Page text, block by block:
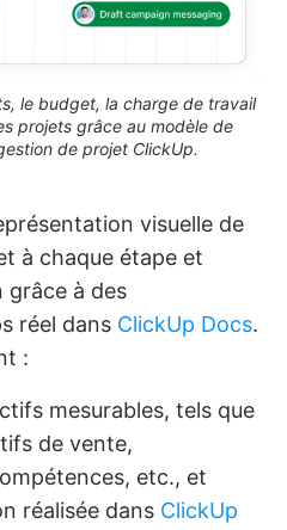
le budget, la charge de travail
projets grâce au modèle de
de projet ClickUp.
visuelle de
à chaque étape et
grâce à des
réel dans ClickUp Docs.
:
mesurables, tels que
de vente,
etc., et
réalisée dans ClickUp